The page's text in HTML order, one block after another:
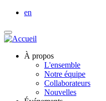
en
À propos
L'ensemble
Notre équipe
Collaborateurs
Nouvelles